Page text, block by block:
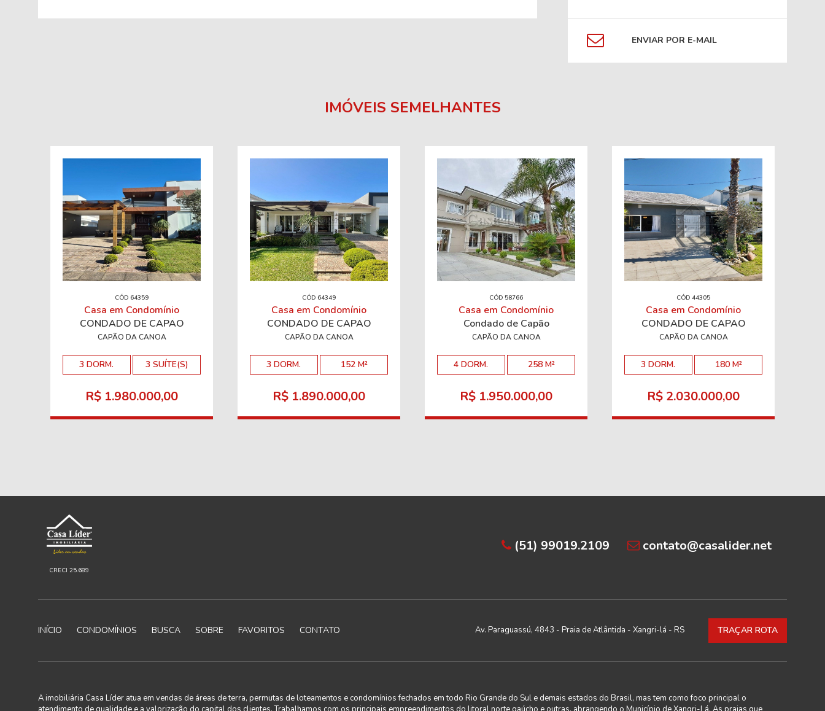
ENVIAR POR E-MAIL
IMÓVEIS SEMELHANTES
CÓD 64359
Casa em Condomínio
CONDADO DE CAPÃO
CAPÃO DA CANOA
3 DORM. 3 SUÍTE(S)
R$ 1.980.000,00
CÓD 64349
Casa em Condomínio
CONDADO DE CAPÃO
CAPÃO DA CANOA
3 DORM. 152 M²
R$ 1.890.000,00
CÓD 58766
Casa em Condomínio
Condado de Capão
CAPÃO DA CANOA
4 DORM. 258 M²
R$ 1.950.000,00
CÓD 44305
Casa em Condomínio
CONDADO DE CAPÃO
CAPÃO DA CANOA
3 DORM. 180 M²
R$ 2.030.000,00
CRECI 25.689
(51) 99019.2109 contato@casalider.net
INÍCIO CONDOMÍNIOS BUSCA SOBRE FAVORITOS CONTATO Av. Paraguassú, 4843 - Praia de Atlântida - Xangri-lá - RS TRAÇAR ROTA
A imobiliária Casa Líder atua em vendas de áreas de terra, permutas de loteamentos e condomínios fechados em todo Rio Grande do Sul e demais estados do Brasil, mas tem como foco principal o